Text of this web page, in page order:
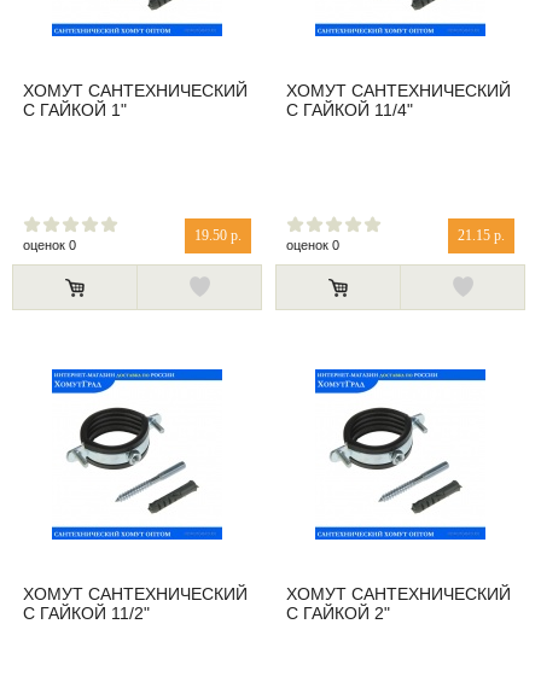
ХОМУТ САНТЕХНИЧЕСКИЙ
С ГАЙКОЙ 1"
19.50 р.
оценок 0
ХОМУТ САНТЕХНИЧЕСКИЙ
С ГАЙКОЙ 11/4"
21.15 р.
оценок 0
ХОМУТ САНТЕХНИЧЕСКИЙ
С ГАЙКОЙ 11/2"
ХОМУТ САНТЕХНИЧЕСКИЙ
С ГАЙКОЙ 2"